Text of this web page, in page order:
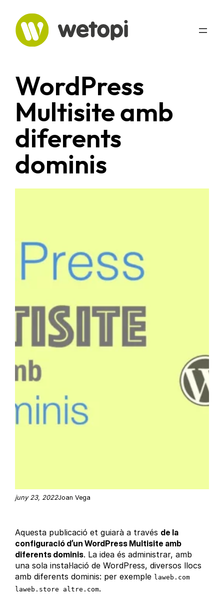
contingut
WordPress
Multisite amb
diferents
dominis
juny 23, 2022Joan Vega
Aquesta publicació et guiarà a través de la
configuració d’un WordPress Multisite amb
diferents dominis. La idea és administrar, amb
una sola instal·lació de WordPress, diversos llocs
amb diferents dominis: per exemple laweb.com
laweb.store altre.com.